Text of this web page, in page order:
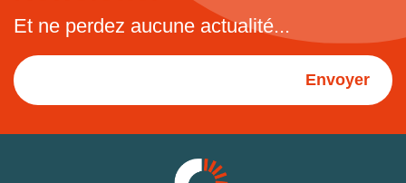
Et ne perdez aucune actualité...
Envoyer